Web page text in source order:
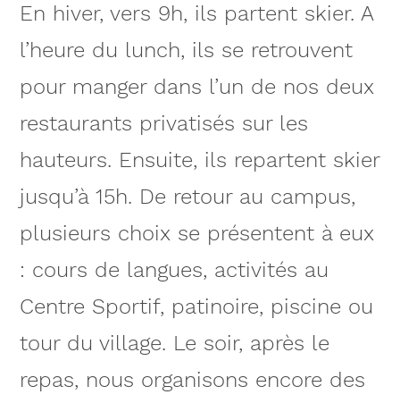
En hiver, vers 9h, ils partent skier. A
l’heure du lunch, ils se retrouvent
pour manger dans l’un de nos deux
restaurants privatisés sur les
hauteurs. Ensuite, ils repartent skier
jusqu’à 15h. De retour au campus,
plusieurs choix se présentent à eux
: cours de langues, activités au
Centre Sportif, patinoire, piscine ou
tour du village. Le soir, après le
repas, nous organisons encore des